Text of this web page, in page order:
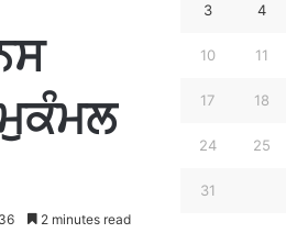
ਮੁਕੰਮਲ
36 2 minutes read
3 4
10 11
17 18
24 25
31